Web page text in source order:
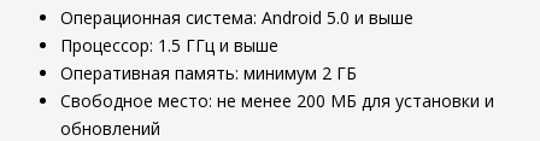
Операционная система: Android 5.0 и выше
Процессор: 1.5 ГГц и выше
Оперативная память: минимум 2 ГБ
Свободное место: не менее 200 МБ для установки и
обновлений